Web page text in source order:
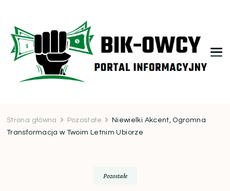
Strona główna Pozostałe
Niewielki Akcent, Ogromna
Transformacja w Twoim Letnim Ubiorze
Pozostałe